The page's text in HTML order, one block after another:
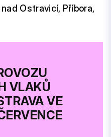
Ostravicí, Příbora,
VLAKŮ
VE